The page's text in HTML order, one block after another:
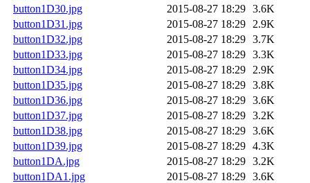
button1D30.jpg
2015-08-27 18:29 3.6K
button1D31.jpg
2015-08-27 18:29
2.9K
button1D32.jpg
2015-08-27 18:29 3.7K
button1D33.jpg
2015-08-27 18:29 3.3K
button1D34.jpg
2015-08-27 18:29
2.9K
button1D35.jpg
2015-08-27 18:29 3.8K
button1D36.jpg
2015-08-27 18:29 3.6K
button1D37.jpg
2015-08-27 18:29 3.2K
button1D38.jpg
2015-08-27 18:29 3.6K
button1D39.jpg
2015-08-27 18:29 4.3K
button1DA.jpg
2015-08-27 18:29 3.2K
button1DA1.jpg
2015-08-27 18:29 3.6K